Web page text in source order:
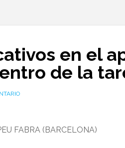
en el
de la
FABRA (BARCELONA)